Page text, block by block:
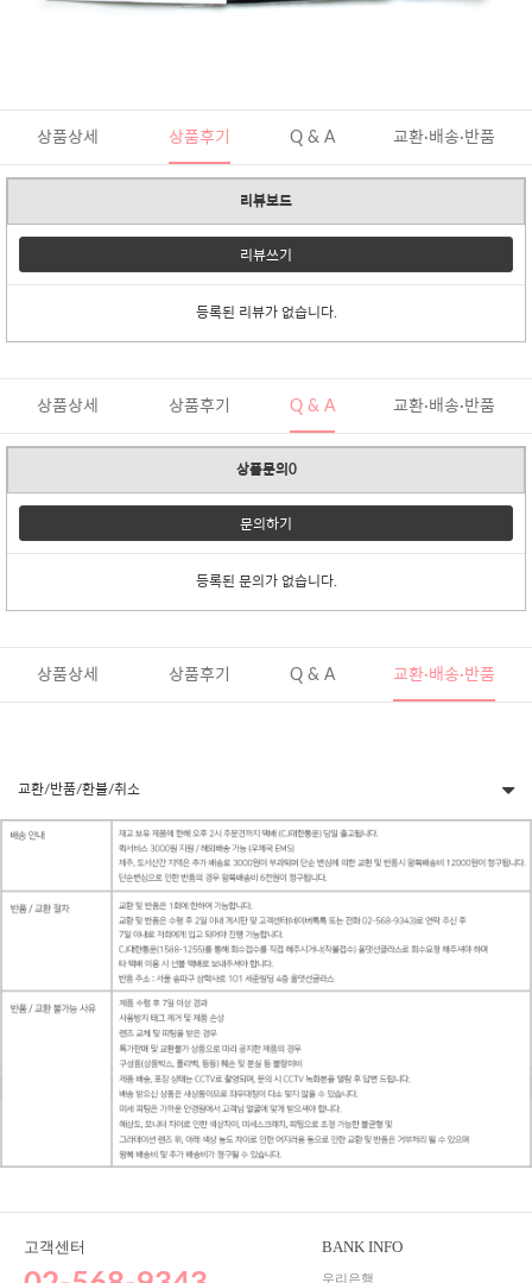
상품상세 상품후기 Q & A 교환·배송·반품
리뷰보드
리뷰쓰기
등록된 리뷰가 없습니다.
상품상세 상품후기 Q & A 교환·배송·반품
상품문의0
문의하기
등록된 문의가 없습니다.
상품상세 상품후기 Q & A 교환·배송·반품
교환/반품/환불/취소
고객센터 BANK INFO
우리은행